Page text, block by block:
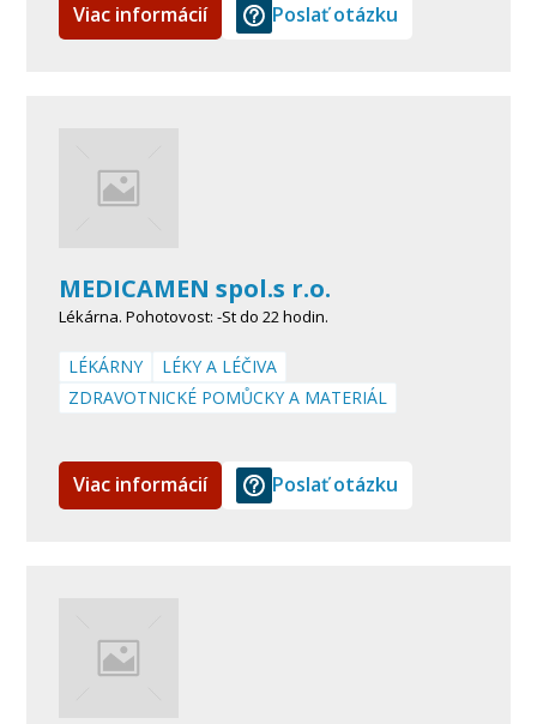
Viac informácií Poslať otázku
MEDICAMEN spol.s r.o.
Lékárna. Pohotovost: -St do 22 hodin.
LÉKÁRNY
LÉKY A LÉČIVA
ZDRAVOTNICKÉ POMŮCKY A MATERIÁL
Viac informácií Poslať otázku